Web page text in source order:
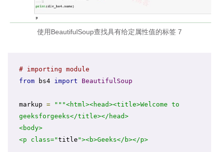
使用BeautifulSoup查找具有给定属性值的标签 7
# importing module
from bs4 import BeautifulSoup
markup =
"""<html><head><title>Welcome to
geeksforgeeks</title></head>
<body>
<p class="title "><b>Geeks</b></p>